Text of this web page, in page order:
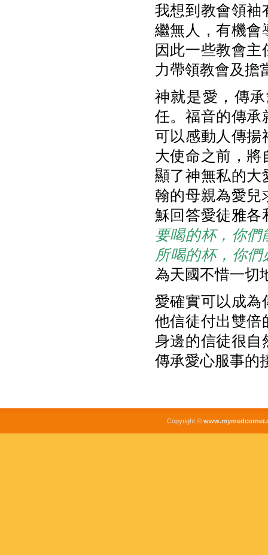
我想到教會領袖
繼無人，有機會
因此一些教會
力帶領教會及擔
神就是愛，傳
任。福音的傳承
可以感動人傳揚
大使命之前，將
顯了神無私的大
翰的母親為愛兒
穌回答愛徒雅各
要喝的杯，你
所喝的杯，你
為天國不惜一切
愛確實可以成為
他信徒付出雙倍
身邊的信徒很自
傳承愛心服事的
Copyright ©